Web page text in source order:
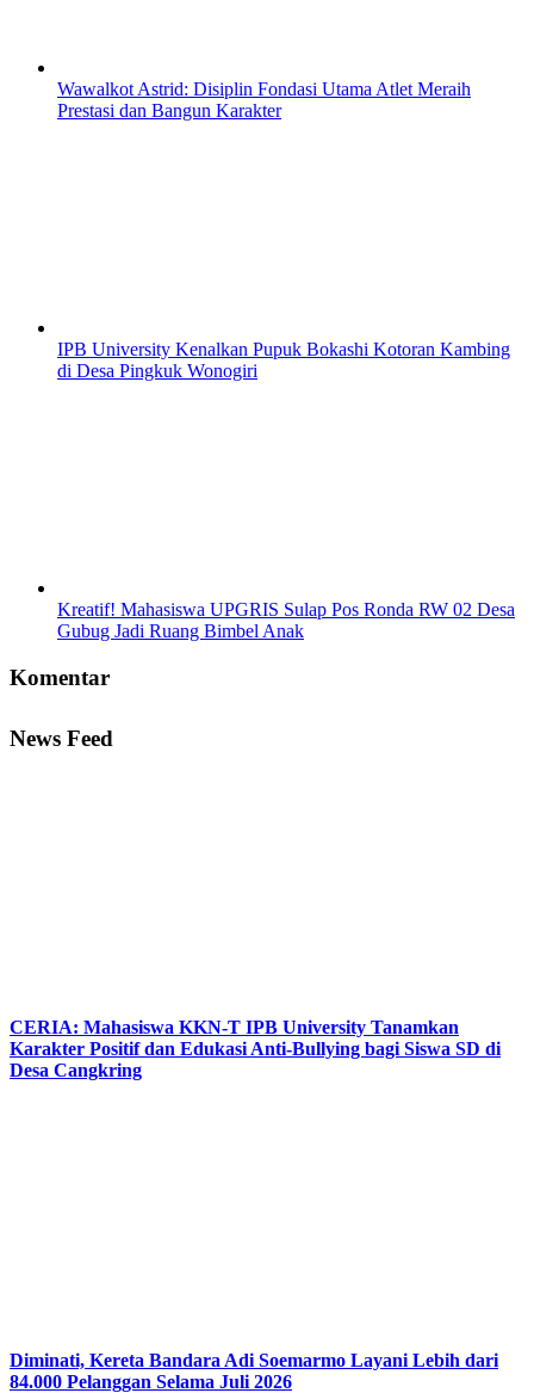
Wawalkot Astrid: Disiplin Fondasi Utama Atlet Meraih
Prestasi dan Bangun Karakter
IPB University Kenalkan Pupuk Bokashi Kotoran Kambing
di Desa Pingkuk Wonogiri
Kreatif! Mahasiswa UPGRIS Sulap Pos Ronda RW 02 Desa
Gubug Jadi Ruang Bimbel Anak
Komentar
News Feed
CERIA: Mahasiswa KKN-T IPB University Tanamkan
Karakter Positif dan Edukasi Anti-Bullying bagi Siswa SD di
Desa Cangkring
Diminati, Kereta Bandara Adi Soemarmo Layani Lebih dari
84.000 Pelanggan Selama Juli 2026